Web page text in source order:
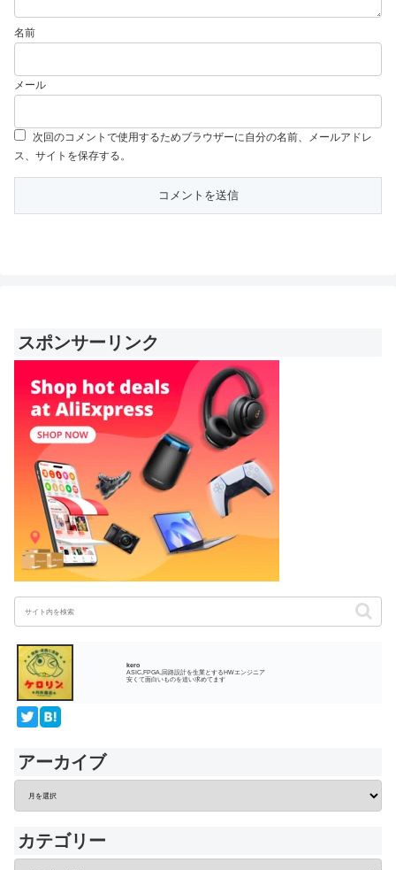
名前
メール
次回のコメントで使用するためブラウザーに自分の名前、メールアドレ
ス、サイトを保存する。
スポンサーリンク
kero
ASIC,FPGA,回路設計を生業とするHWエンジニア
安くて面白いものを追い求めてます
アーカイブ
カテゴリー